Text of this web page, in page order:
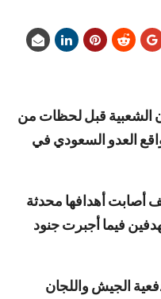
الشعبية قبل لحظات من
العدو السعودي في
أصابت أهدافها محدثة
فيما أجبرت جنود
الجيش واللجان